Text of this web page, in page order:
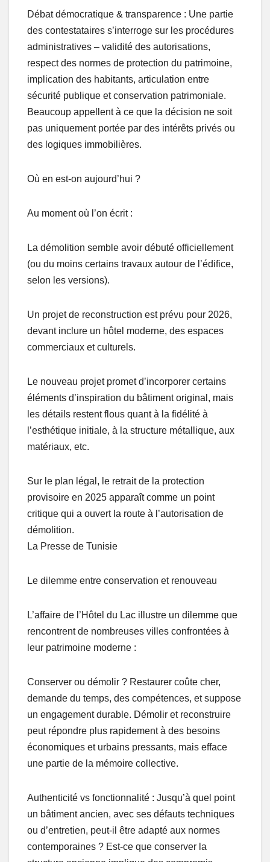
Débat démocratique & transparence : Une partie
des contestataires s’interroge sur les procédures
administratives – validité des autorisations,
respect des normes de protection du patrimoine,
implication des habitants, articulation entre
sécurité publique et conservation patrimoniale.
Beaucoup appellent à ce que la décision ne soit
pas uniquement portée par des intérêts privés ou
des logiques immobilières.
Où en est-on aujourd’hui ?
Au moment où l’on écrit :
La démolition semble avoir débuté officiellement
(ou du moins certains travaux autour de l’édifice,
selon les versions).
Un projet de reconstruction est prévu pour 2026,
devant inclure un hôtel moderne, des espaces
commerciaux et culturels.
Le nouveau projet promet d’incorporer certains
éléments d’inspiration du bâtiment original, mais
les détails restent flous quant à la fidélité à
l’esthétique initiale, à la structure métallique, aux
matériaux, etc.
Sur le plan légal, le retrait de la protection
provisoire en 2025 apparaît comme un point
critique qui a ouvert la route à l’autorisation de
démolition.
La Presse de Tunisie
Le dilemme entre conservation et renouveau
L’affaire de l’Hôtel du Lac illustre un dilemme que
rencontrent de nombreuses villes confrontées à
leur patrimoine moderne :
Conserver ou démolir ? Restaurer coûte cher,
demande du temps, des compétences, et suppose
un engagement durable. Démolir et reconstruire
peut répondre plus rapidement à des besoins
économiques et urbains pressants, mais efface
une partie de la mémoire collective.
Authenticité vs fonctionnalité : Jusqu’à quel point
un bâtiment ancien, avec ses défauts techniques
ou d’entretien, peut-il être adapté aux normes
contemporaines ? Est-ce que conserver la